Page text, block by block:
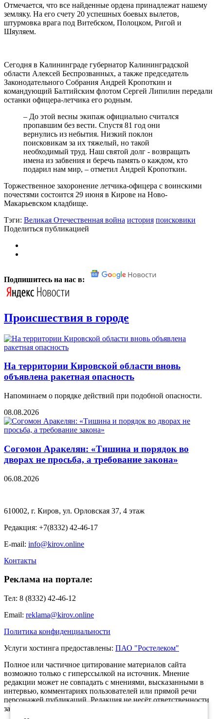
Отмечается, что все найденные ордена принадлежат нашему
земляку. На его счету 20 успешных боевых вылетов,
штурмовка врага под Витебском, Полоцком, Ригой и
Шяуляем.
Сегодня в Калининграде губернатор Калининградской
области Алексей Беспрозванных, а также председатель
Законодательного Собрания Андрей Кропоткин и
командующий Балтийским флотом Сергей Липилин передали
останки офицера-летчика его родным.
– До этой весны экипаж официально считался
пропавшим без вести. Спустя 81 год они
вернулись из небытия. Низкий поклон
поисковикам за их тяжелый, но такой
необходимый труд. Наш святой долг - возвращать
имена из забвения и беречь память о каждом, кто
подарил нам мир, – отметил Андрей Кропоткин.
Торжественное захоронение летчика-офицера с воинскими
почестями состоится 29 июня в Кирове на Ново-
Макарьевском кладбище.
Тэги: Великая Отечественная война история поисковики
Поделиться публикацией
Подпишитесь на нас в:
Происшествия в городе
На территории Кировской области вновь
объявлена ракетная опасность
Напоминаем о порядке действий при подобной опасности.
08.08.2026
Согомон Аракелян: «Тишина и порядок во
дворах не просьба, а требование закона»
06.08.2026
610002, г. Киров, ул. Орловская 37, 4 этаж
Редакция: +7(8332) 42-46-17
E-mail: info@kirov.online
Контакты
Реклама на портале:
Тел: 8 (8332) 42-46-12
Email: reklama@kirov.online
Политика конфиденциальности
Услуги хостинга предоставлены: ПАО "Ростелеком"
Полное или частичное цитирование материалов сайта
возможно только с гиперссылкой на источник. Мнение
редакции может не совпадать с мнениями, высказанными в
интервью, комментариях пользователей или прямой речи
персонажей публикаций. Редакция не несёт ответственности
за текст комментариев читателей.